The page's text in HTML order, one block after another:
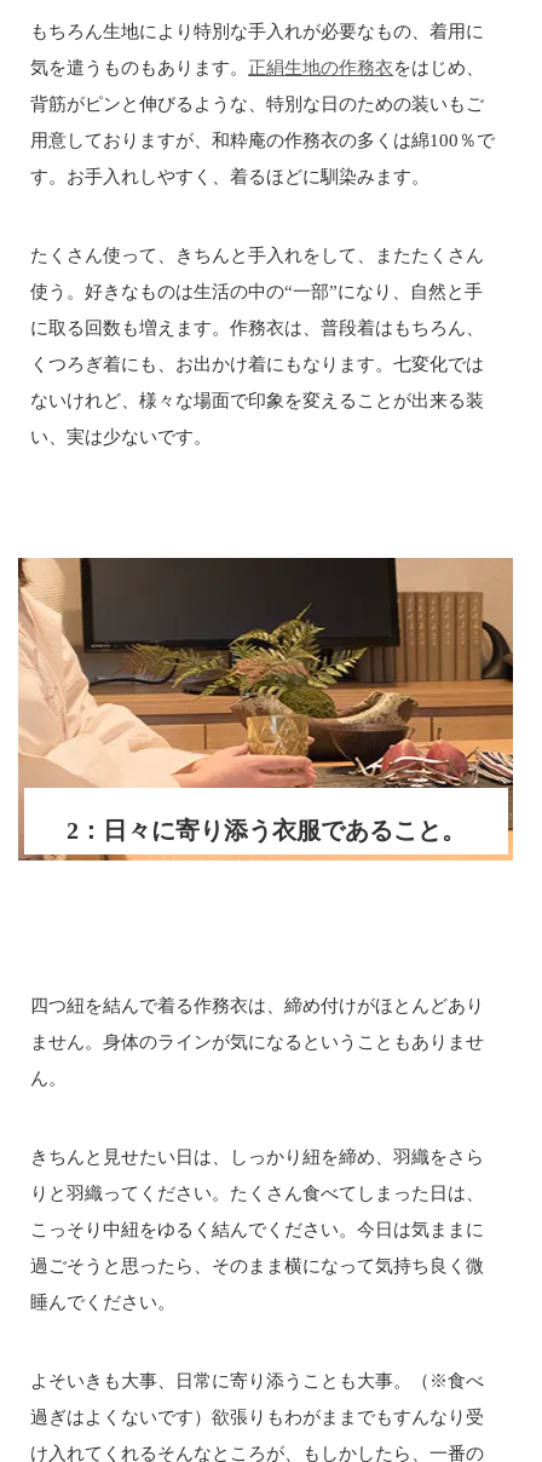
もちろん生地により特別な手入れが必要なもの、着用に
気を遣うものもあります。 正絹生地の作務衣をはじめ、
背筋がピンと伸びるような、特別な日のための装いもご
用意しておりますが、和粋庵の作務衣の多くは綿100％で
す。お手入れしやすく、着るほどに馴染みます。
たくさん使って、きちんと手入れをして、またたくさん
使う。好きなものは生活の中の“一部”になり、自然と手
に取る回数も増えます。作務衣は、普段着はもちろん、
くつろぎ着にも、お出かけ着にもなります。七変化では
ないけれど、様々な場面で印象を変えることが出来る装
い、実は少ないです。
2：日々に寄り添う衣服であること。
四つ紐を結んで着る作務衣は、締め付けがほとんどあり
ません。身体のラインが気になるということもありませ
ん。
きちんと見せたい日は、しっかり紐を締め、羽織をさら
りと羽織ってください。たくさん食べてしまった日は、
こっそり中紐をゆるく結んでください。今日は気ままに
過ごそうと思ったら、そのまま横になって気持ち良く微
睡んでください。
よそいきも大事、日常に寄り添うことも大事。（※食べ
過ぎはよくないです）欲張りもわがままでもすんなり受
け入れてくれるそんなところが、もしかしたら、一番の